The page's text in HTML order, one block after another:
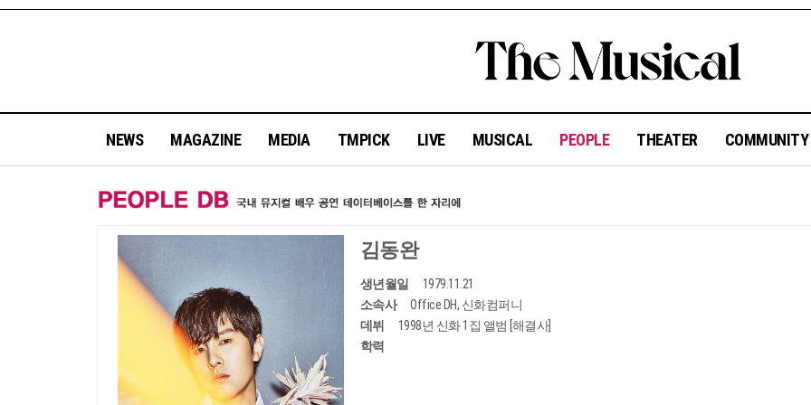
NEWS MAGAZINE MEDIA TMPICK LIVE MUSICAL PEOPLE THEATER COMMUNITY
김동완
생년월일
1979.11.21
소속사
Office DH, 신화컴퍼니
데뷔
1998년 신화 1집 앨범 [해결사]
학력